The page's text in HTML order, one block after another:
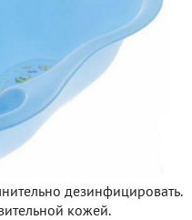
дезинфицировать.
кожей.